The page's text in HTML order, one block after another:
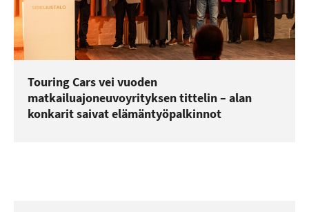
Touring Cars vei vuoden
matkailuajoneuvoyrityksen tittelin – alan
konkarit saivat elämäntyöpalkinnot